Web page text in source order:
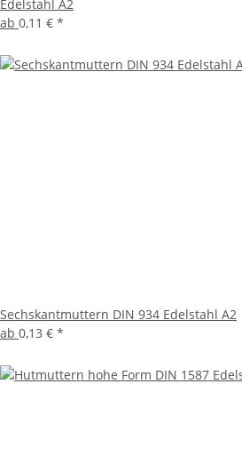
Edelstahl A2
ab 0,11 € *
Sechskantmuttern DIN 934 Edelstahl A2
ab 0,13 € *